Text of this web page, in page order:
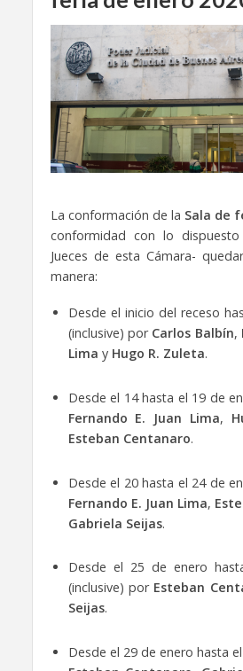
La conformación de la Sala de
conformidad con lo
Jueces de esta Cámara-
manera:
Desde el inicio del receso
(inclusive) por Carlos Balbín,
Lima y Hugo R. Zuleta.
Desde el 14 hasta el 19 de
Fernando E. Juan Lima,
Esteban Centanaro.
Desde el 20 hasta el 24 de
Fernando E. Juan Lima,
Gabriela Seijas.
Desde el 25 de enero
(inclusive) por Esteban
Seijas.
Desde el 29 de enero hasta